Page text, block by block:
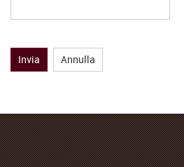
Invia Annulla